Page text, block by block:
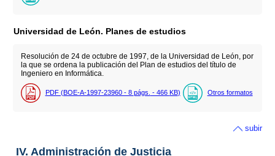
Universidad de León. Planes de estudios
Resolución de 24 de octubre de 1997, de la Universidad de León, por
la que se ordena la publicación del Plan de estudios del título de
Ingeniero en Informática.
PDF (BOE-A-1997-23960 - 8 págs. - 466 KB) Otros formatos
subir
IV. Administración de Justicia